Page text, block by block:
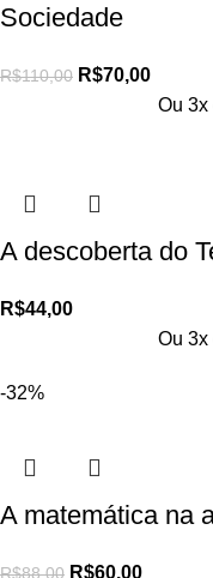
Sociedade
R$110,00 R$70,00
Ou 3x
A descoberta do
R$44,00
Ou 3x
-32%
A matemática na
R$88,00 R$60,00